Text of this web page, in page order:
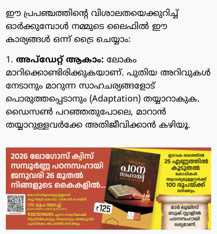
ഈ പ്രപഞ്ചത്തിന്റെ വിശാലതയെക്കുറിച്ച്
ഓർക്കുമ്പോൾ നമ്മുടെ ലൈഫിൽ ഈ
കാര്യങ്ങൾ ഒന്ന് ട്രൈ ചെയ്യാം:
1. അപ്‌ഡേറ്റ് ആകാം: ലോകം
മാറിക്കൊണ്ടിരിക്കുകയാണ്. പുതിയ അറിവുകൾ
നേടാനും മാറുന്ന സാഹചര്യങ്ങളോട്
പൊരുത്തപ്പെടാനും (Adaptation) തയ്യാറാകുക.
ഡൈസൺ പറഞ്ഞതുപോലെ, മാറാൻ
തയ്യാറുള്ളവർക്കേ അതിജീവിക്കാൻ കഴിയൂ.